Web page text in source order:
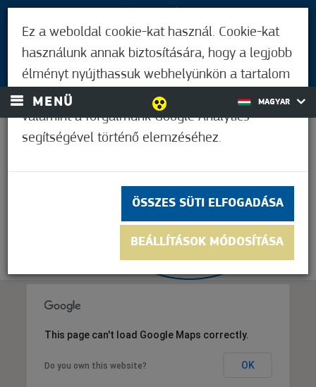
BEJELENTKEZÉS
MENÜ MAGYAR
This page can't load Google Maps correctly.
Do you own this website? OK
Ez a weboldal cookie-kat használ. Cookie-kat
használunk annak biztosítására, hogy a legjobb
élményt nyújthassuk webhelyünkön a tartalom
és a hirdetések személyre szabásához,
valamint a forgalmunk Google Analytics
segítségével történő elemzéséhez.
ÖSSZES SÜTI ELFOGADÁSA
BEÁLLÍTÁSOK MÓDOSÍTÁSA